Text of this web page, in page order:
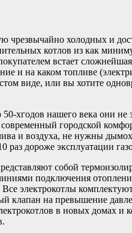
холодных и
котлов из как
встает
и на каком топливе
виде, или вы хотите
хгодов нашего века они не
городской
и воздуха, не нужны
дороже эксплуатации
собой
подключения
электрокотлы
клапан на превышение
в новых домах